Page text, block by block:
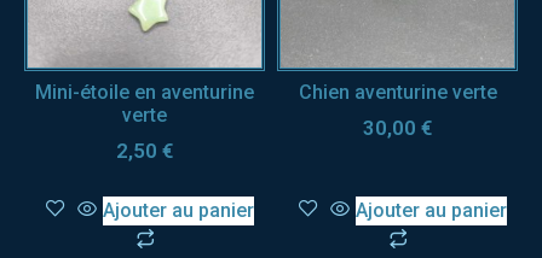
Mini-étoile en aventurine
verte
2,50 €
Ajouter au panier
Chien aventurine verte
30,00 €
Ajouter au panier